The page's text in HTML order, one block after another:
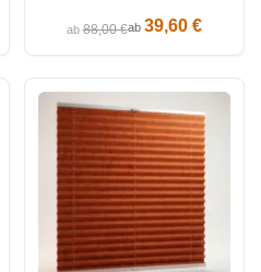
ab88,00 €ab 39,60 €